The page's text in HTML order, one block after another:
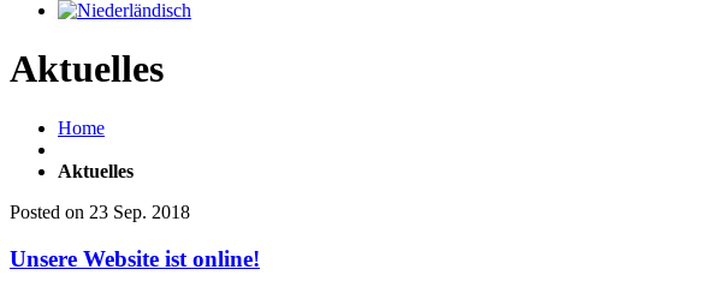
Aktuelles
Home
Aktuelles
Posted on 23 Sep. 2018
Unsere Website ist online!